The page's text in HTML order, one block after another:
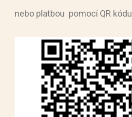
nebo platbou pomocí QR kódu